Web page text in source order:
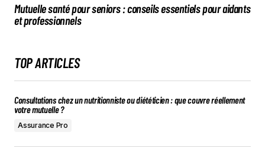
Mutuelle santé pour seniors : conseils essentiels pour aidants
et professionnels
TOP ARTICLES
Consultations chez un nutritionniste ou diététicien : que couvre réellement
votre mutuelle ?
Assurance Pro